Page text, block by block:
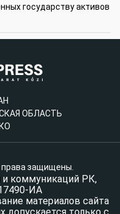
государству активов
ОБЛАСТЬ
защищены.
коммуникаций РК,
ИА
материалов сайта